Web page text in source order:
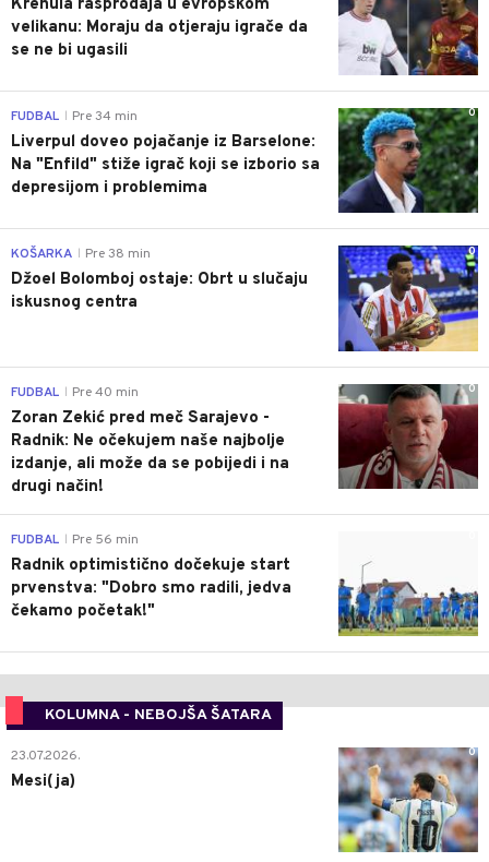
Krenula rasprodaja u evropskom
velikanu: Moraju da otjeraju igrače da
se ne bi ugasili
0
FUDBAL Pre 34 min
Liverpul doveo pojačanje iz Barselone:
Na "Enfild" stiže igrač koji se izborio sa
depresijom i problemima
0
KOŠARKA Pre 38 min
Džoel Bolomboj ostaje: Obrt u slučaju
iskusnog centra
0
FUDBAL Pre 40 min
Zoran Zekić pred meč Sarajevo -
Radnik: Ne očekujem naše najbolje
izdanje, ali može da se pobijedi i na
drugi način!
FUDBAL Pre 56 min
Radnik optimistično dočekuje start
prvenstva: "Dobro smo radili, jedva
čekamo početak!"
KOLUMNA - NEBOJŠA ŠATARA
0
23.07.2026.
Mesi(ja)